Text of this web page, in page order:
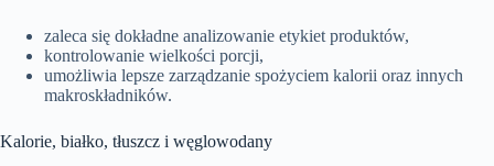
zaleca się dokładne analizowanie etykiet produktów,
kontrolowanie wielkości porcji,
umożliwia lepsze zarządzanie spożyciem kalorii oraz innych
makroskładników.
Kalorie, białko, tłuszcz i węglowodany